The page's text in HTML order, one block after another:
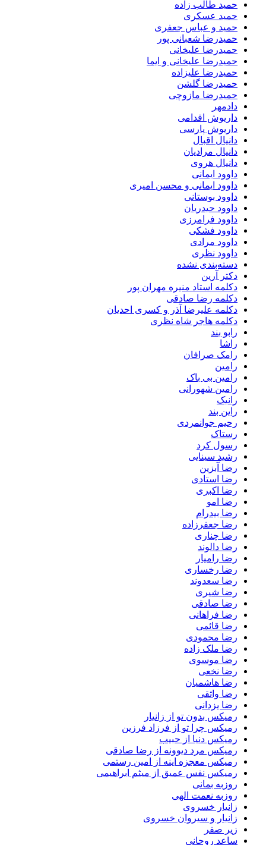
حمید طالب زاده
حمید عسکری
حمید و عباس جعفری
حمیدرضا شعبانی پور
حمیدرضا علیخانی
حمیدرضا علیخانی و ایما
حمیدرضا علیزاده
حمیدرضا گلشن
حمیدرضا مازوچی
دادمهر
داریوش اقدامی
داریوش پارسی
دانیال اقبال
دانیال مرادیان
دانیال هروی
داوود ایمانی
داوود ایمانی و محسن امیری
داوود بوستانی
داوود حیدریان
داوود فرامرزی
داوود فشکی
داوود مرادی
داوود نظری
دسته‌بندی نشده
دکتر آرین
دکلمه استاد منیره مهران پور
دکلمه رضا صادقی
دکلمه علیرضا آذر و کسری احدیان
دکلمه هاجر شاه نظری
رابو بند
راشا
رامک صرافان
رامین
رامین بی باک
رامین شهورانی
رانیک
راین بند
رحیم جوانمردی
رستاک
رسول کرد
رشید سینایی
رضا آبزین
رضا استادی
رضا اکبری
رضا امو
رضا بیدرام
رضا جعفرزاده
رضا چناری
رضا دالوند
رضا رامیار
رضا رخساری
رضا سعدوند
رضا شیری
رضا صادقی
رضا فراهانی
رضا قائمی
رضا محمودی
رضا ملک زاده
رضا موسوی
رضا نخعی
رضا هاشمیان
رضا واثقی
رضا یزدانی
رمیکس بدون تو از زانیار
رمیکس چرا تو از فرزاد فرزین
رمیکس دنیا از حبیب
رمیکس مرد دیوونه از رضا صادقی
رمیکس معجزه اینه از امین رستمی
رمیکس نفس عمیق از میثم ابراهیمی
روزبه بمانی
روزبه نعمت الهی
زانیار خسروی
زانیار و سیروان خسروی
زیر صفر
ساعد روحانی